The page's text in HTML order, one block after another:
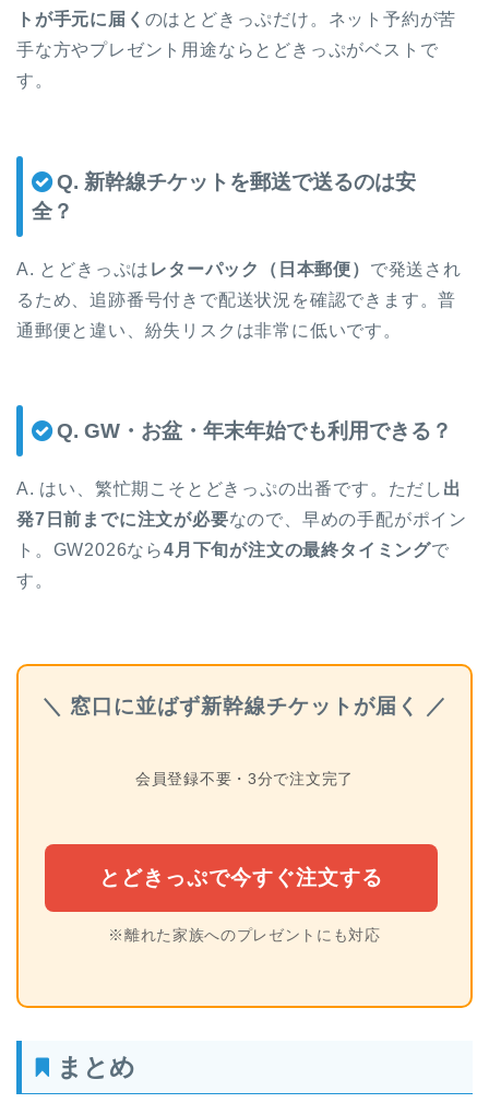
トが手元に届く のはとどきっぷだけ。ネット予約が苦
手な方やプレゼント用途ならとどきっぷがベストで
す。
Q. 新幹線チケットを郵送で送るのは安
全？
A. とどきっぷは レターパック（日本郵便） で発送され
るため、追跡番号付きで配送状況を確認できます。普
通郵便と違い、紛失リスクは非常に低いです。
Q. GW・お盆・年末年始でも利用できる？
A. はい、繁忙期こそとどきっぷの出番です。ただし 出
発7日前までに注文が必要なので、早めの手配がポイン
ト。GW2026なら4月下旬が注文の最終タイミングで
す。
＼ 窓口に並ばず新幹線チケットが届く ／
会員登録不要・3分で注文完了
とどきっぷで今すぐ注文する
※離れた家族へのプレゼントにも対応
まとめ